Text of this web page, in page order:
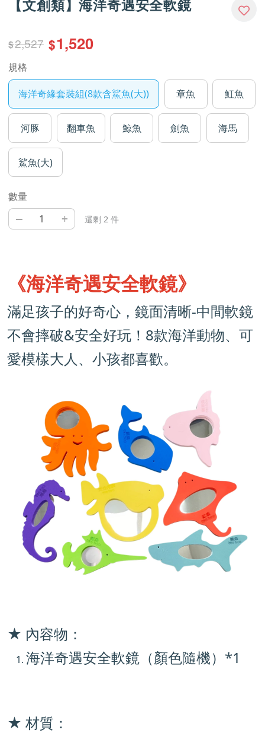
【文創類】海洋奇遇安全軟鏡
$2,527 $1,520
規格
海洋奇緣套裝組(8款含鯊魚(大)) 章魚 魟魚
河豚 翻車魚 鯨魚 劍魚 海馬
鯊魚(大)
數量
– + 還剩 2 件
《海洋奇遇安全軟鏡》
滿足孩子的好奇心，鏡面清晰-中間軟鏡
不會摔破&安全好玩！8款海洋動物、可
愛模樣大人、小孩都喜歡。
★ 內容物：
海洋奇遇安全軟鏡（顏色隨機）*1
★ 材質：